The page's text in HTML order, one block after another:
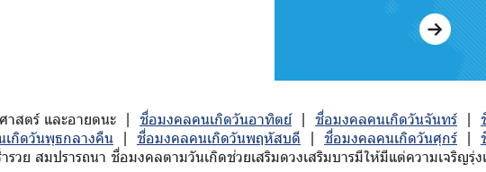
าสตร์ และอายตนะ | ชื่อมงคลคนเกิดวันอาทิตย์| ชื่อมงคลคนเกิดวันจันทร์ |
กิดวันพุธกลางคืน | ชื่อมงคลคนเกิดวันพฤหัสบดี | ชื่อมงคลคนเกิดวันศุกร์ |
ย สมปรารถนา ชื่อมงคลตามวันเกิดช่วยเสริมดวงเสริมบารมีให้มีแต่ความเจริญรุ่ง